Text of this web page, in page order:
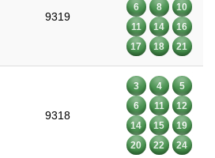
9319
6
8
10
11
14
16
17
18 21
9318
3 4
5
6
11
12
14
15
19
20
22 24